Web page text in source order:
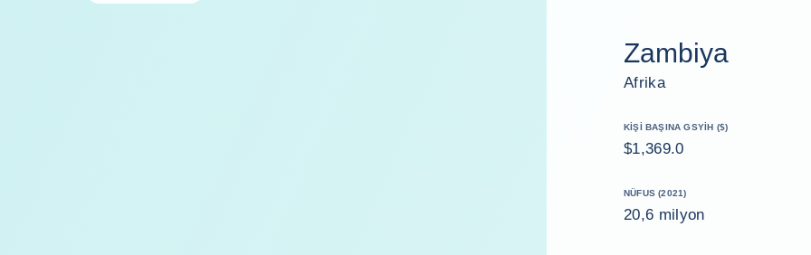
Zambiya
Afrika
KIŞI BAŞINA GSYİH ($)
$1,369.0
NÜFUS (2021)
20,6 milyon